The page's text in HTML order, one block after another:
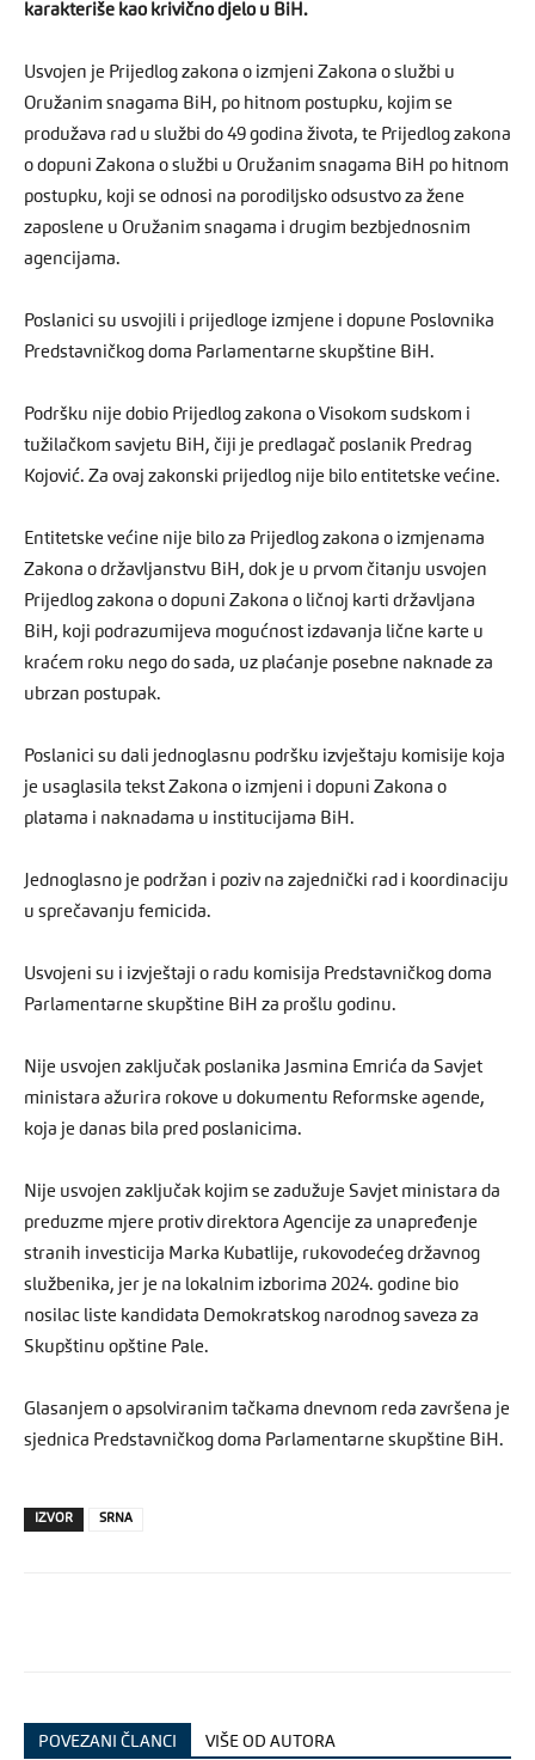
karakteriše kao krivično djelo u BiH.
Usvojen je Prijedlog zakona o izmjeni Zakona o službi u
Oružanim snagama BiH, po hitnom postupku, kojim se
produžava rad u službi do 49 godina života, te Prijedlog zakona
o dopuni Zakona o službi u Oružanim snagama BiH po hitnom
postupku, koji se odnosi na porodiljsko odsustvo za žene
zaposlene u Oružanim snagama i drugim bezbjednosnim
agencijama.
Poslanici su usvojili i prijedloge izmjene i dopune Poslovnika
Predstavničkog doma Parlamentarne skupštine BiH.
Podršku nije dobio Prijedlog zakona o Visokom sudskom i
tužilačkom savjetu BiH, čiji je predlagač poslanik Predrag
Kojović. Za ovaj zakonski prijedlog nije bilo entitetske većine.
Entitetske većine nije bilo za Prijedlog zakona o izmjenama
Zakona o državljanstvu BiH, dok je u prvom čitanju usvojen
Prijedlog zakona o dopuni Zakona o ličnoj karti državljana
BiH, koji podrazumijeva mogućnost izdavanja lične karte u
kraćem roku nego do sada, uz plaćanje posebne naknade za
ubrzan postupak.
Poslanici su dali jednoglasnu podršku izvještaju komisije koja
je usaglasila tekst Zakona o izmjeni i dopuni Zakona o
platama i naknadama u institucijama BiH.
Jednoglasno je podržan i poziv na zajednički rad i koordinaciju
u sprečavanju femicida.
Usvojeni su i izvještaji o radu komisija Predstavničkog doma
Parlamentarne skupštine BiH za prošlu godinu.
Nije usvojen zaključak poslanika Jasmina Emrića da Savjet
ministara ažurira rokove u dokumentu Reformske agende,
koja je danas bila pred poslanicima.
Nije usvojen zaključak kojim se zadužuje Savjet ministara da
preduzme mjere protiv direktora Agencije za unapređenje
stranih investicija Marka Kubatlije, rukovodećeg državnog
službenika, jer je na lokalnim izborima 2024. godine bio
nosilac liste kandidata Demokratskog narodnog saveza za
Skupštinu opštine Pale.
Glasanjem o apsolviranim tačkama dnevnom reda završena je
sjednica Predstavničkog doma Parlamentarne skupštine BiH.
IZVOR SRNA
POVEZANI ČLANCI VIŠE OD AUTORA